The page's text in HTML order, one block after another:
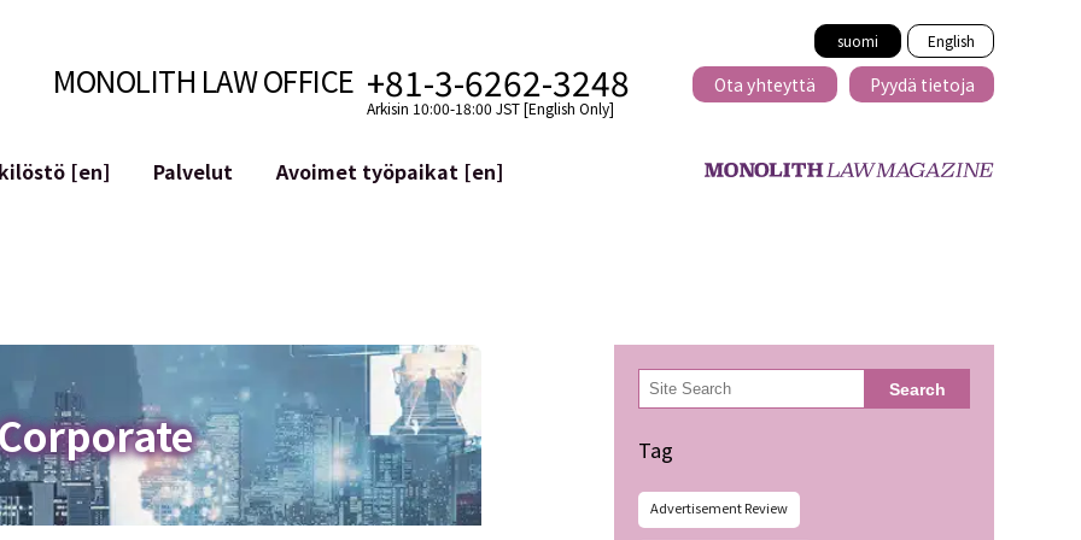
suomi English
MONOLITH LAW OFFICE +81-3-6262-3248
Arkisin 10:00-18:00 JST [English Only]
Ota yhteyttä Pyydä tietoja
[en]
Palvelut
Maineen hallinta
Loukkaavan lausuman tunnistaminen
Avoimet työpaikat [en]
検
索 Search
Tag
Advertisement Review